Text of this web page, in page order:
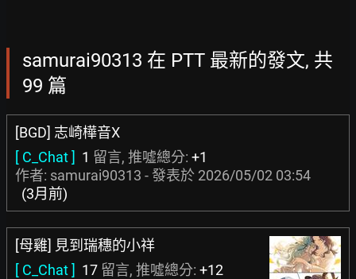
samurai90313 在 PTT 最新的發文, 共
99 篇
[BGD] 志崎樺音X
[ C_Chat ] 1 留言, 推噓總分: +1
作者: samurai90313 - 發表於 2026/05/02 03:54
(3月前)
[母雞] 見到瑞穗的小祥
[ C_Chat ] 17 留言, 推噓總分: +12